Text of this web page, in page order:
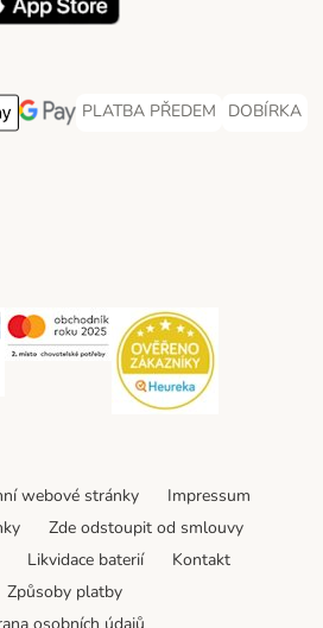
Method
Method
pay Payment Method
GooglePay Payment Method
PLATBA PŘEDEM
PLATBA PŘEDEM Payment
DOBÍRKA
DOBÍRKA
MethodShipping Method
Security Security
webové stránky
Impressum
Zde odstoupit od smlouvy
Likvidace baterií
Kontakt
Způsoby platby